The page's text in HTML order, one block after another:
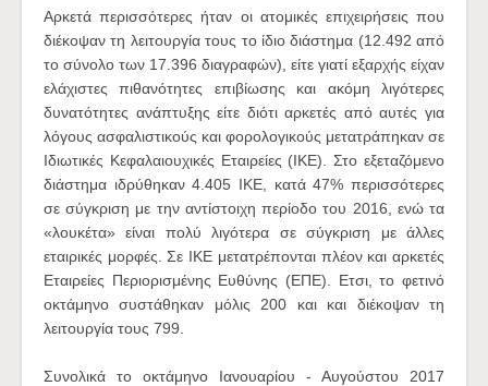
Αρκετά περισσότερες ήταν οι ατομικές επιχειρήσεις που
διέκοψαν τη λειτουργία τους το ίδιο διάστημα (12.492 από
το σύνολο των 17.396 διαγραφών), είτε γιατί εξαρχής είχαν
ελάχιστες πιθανότητες επιβίωσης και ακόμη λιγότερες
δυνατότητες ανάπτυξης είτε διότι αρκετές από αυτές για
λόγους ασφαλιστικούς και φορολογικούς μετατράπηκαν σε
Ιδιωτικές Κεφαλαιουχικές Εταιρείες (ΙΚΕ). Στο εξεταζόμενο
διάστημα ιδρύθηκαν 4.405 ΙΚΕ, κατά 47% περισσότερες
σε σύγκριση με την αντίστοιχη περίοδο του 2016, ενώ τα
«λουκέτα» είναι πολύ λιγότερα σε σύγκριση με άλλες
εταιρικές μορφές. Σε ΙΚΕ μετατρέπονται πλέον και αρκετές
Εταιρείες Περιορισμένης Ευθύνης (ΕΠΕ). Ετσι, το φετινό
οκτάμηνο συστάθηκαν μόλις 200 και και διέκοψαν τη
λειτουργία τους 799.
Συνολικά το οκτάμηνο Ιανουαρίου - Αυγούστου 2017